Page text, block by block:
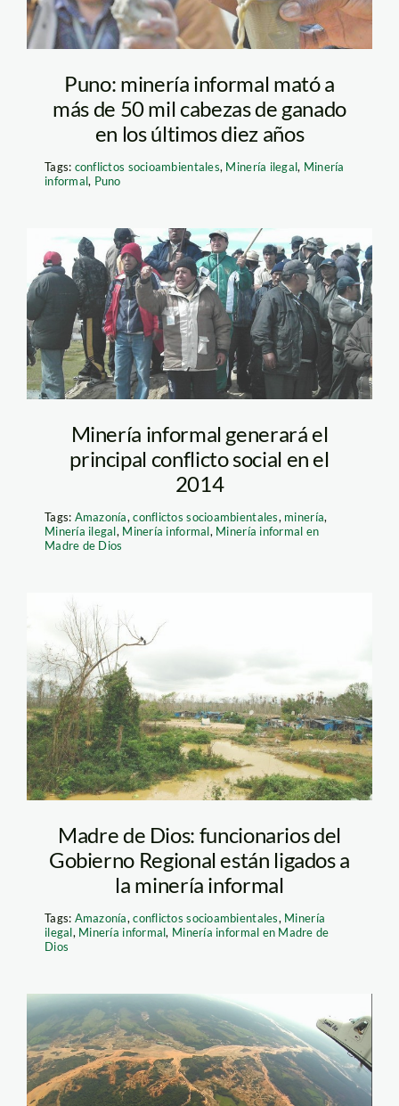
Puno: minería informal mató a
más de 50 mil cabezas de ganado
en los últimos diez años
Tags: conflictos socioambientales, Minería ilegal, Minería
informal, Puno
puno-paro_lamula
Minería informal generará el
principal conflicto social en el
2014
Tags: Amazonía,conflictos socioambientales, minería,
Minería ilegal, Minería informal, Minería informal en
Madre de Dios
la-pampa_mineria-
informal_SDPA
Madre de Dios: funcionarios del
Gobierno Regional están ligados a
la minería informal
Tags: Amazonía,conflictos socioambientales, Minería
ilegal, Minería informal, Minería informal en Madre de
Dios
sobrevuelo minería
mdd